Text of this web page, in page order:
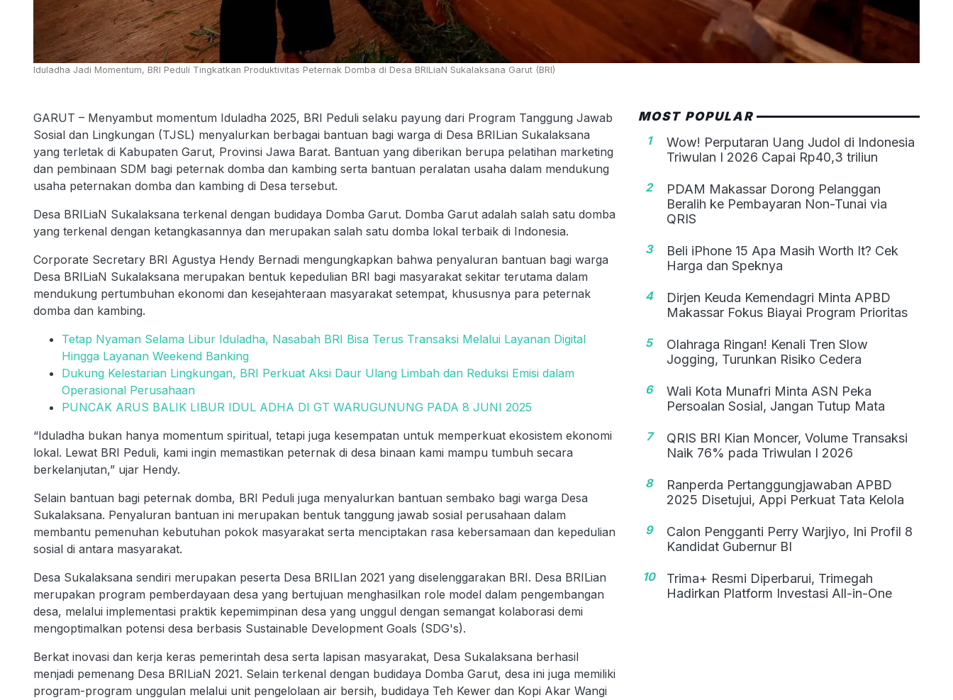
Iduladha Jadi Momentum, BRI Peduli Tingkatkan Produktivitas Peternak Domba di Desa BRILiaN Sukalaksana Garut (BRI)
GARUT – Menyambut momentum Iduladha 2025, BRI Peduli selaku payung dari Program Tanggung Jawab
Sosial dan Lingkungan (TJSL) menyalurkan berbagai bantuan bagi warga di Desa BRILian Sukalaksana
yang terletak di Kabupaten Garut, Provinsi Jawa Barat. Bantuan yang diberikan berupa pelatihan marketing
dan pembinaan SDM bagi peternak domba dan kambing serta bantuan peralatan usaha dalam mendukung
usaha peternakan domba dan kambing di Desa tersebut.
Desa BRILiaN Sukalaksana terkenal dengan budidaya Domba Garut. Domba Garut adalah salah satu domba
yang terkenal dengan ketangkasannya dan merupakan salah satu domba lokal terbaik di Indonesia.
Corporate Secretary BRI Agustya Hendy Bernadi mengungkapkan bahwa penyaluran bantuan bagi warga
Desa BRILiaN Sukalaksana merupakan bentuk kepedulian BRI bagi masyarakat sekitar terutama dalam
mendukung pertumbuhan ekonomi dan kesejahteraan masyarakat setempat, khususnya para peternak
domba dan kambing.
Tetap Nyaman Selama Libur Iduladha, Nasabah BRI Bisa Terus Transaksi Melalui Layanan Digital
Hingga Layanan Weekend Banking
Dukung Kelestarian Lingkungan, BRI Perkuat Aksi Daur Ulang Limbah dan Reduksi Emisi dalam
Operasional Perusahaan
PUNCAK ARUS BALIK LIBUR IDUL ADHA DI GT WARUGUNUNG PADA 8 JUNI 2025
“Iduladha bukan hanya momentum spiritual, tetapi juga kesempatan untuk memperkuat ekosistem ekonomi
lokal. Lewat BRI Peduli, kami ingin memastikan peternak di desa binaan kami mampu tumbuh secara
berkelanjutan,” ujar Hendy.
Selain bantuan bagi peternak domba, BRI Peduli juga menyalurkan bantuan sembako bagi warga Desa
Sukalaksana. Penyaluran bantuan ini merupakan bentuk tanggung jawab sosial perusahaan dalam
membantu pemenuhan kebutuhan pokok masyarakat serta menciptakan rasa kebersamaan dan kepedulian
sosial di antara masyarakat.
Desa Sukalaksana sendiri merupakan peserta Desa BRILIan 2021 yang diselenggarakan BRI. Desa BRILian
merupakan program pemberdayaan desa yang bertujuan menghasilkan role model dalam pengembangan
desa, melalui implementasi praktik kepemimpinan desa yang unggul dengan semangat kolaborasi demi
mengoptimalkan potensi desa berbasis Sustainable Development Goals (SDG's).
Berkat inovasi dan kerja keras pemerintah desa serta lapisan masyarakat, Desa Sukalaksana berhasil
menjadi pemenang Desa BRILiaN 2021. Selain terkenal dengan budidaya Domba Garut, desa ini juga memiliki
program-program unggulan melalui unit pengelolaan air bersih, budidaya Teh Kewer dan Kopi Akar Wangi
MOST POPULAR
1
Wow! Perputaran Uang Judol di Indonesia
Triwulan I 2026 Capai Rp40,3 triliun
2
PDAM Makassar Dorong Pelanggan
Beralih ke Pembayaran Non-Tunai via
QRIS
3
Beli iPhone 15 Apa Masih Worth It? Cek
Harga dan Speknya
4
Dirjen Keuda Kemendagri Minta APBD
Makassar Fokus Biayai Program Prioritas
5
Olahraga Ringan! Kenali Tren Slow
Jogging, Turunkan Risiko Cedera
6
Wali Kota Munafri Minta ASN Peka
Persoalan Sosial, Jangan Tutup Mata
7
QRIS BRI Kian Moncer, Volume Transaksi
Naik 76% pada Triwulan I 2026
8
Ranperda Pertanggungjawaban APBD
2025 Disetujui, Appi Perkuat Tata Kelola
9
Calon Pengganti Perry Warjiyo, Ini Profil 8
Kandidat Gubernur BI
10
Trima+ Resmi Diperbarui, Trimegah
Hadirkan Platform Investasi All-in-One